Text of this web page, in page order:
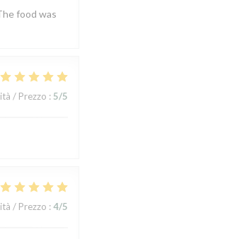
food was
/ Prezzo : 5/5
/ Prezzo : 4/5